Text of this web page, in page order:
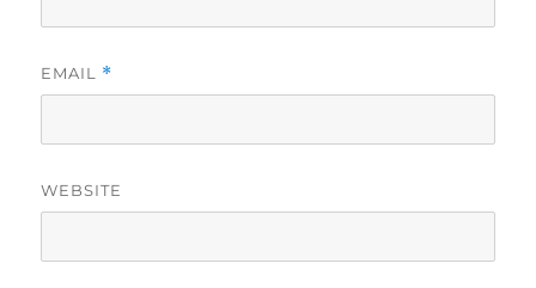
EMAIL *
WEBSITE